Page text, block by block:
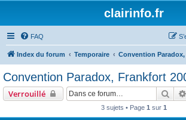
clairinfo.fr
FAQ
Index du forum Temporaire Convention
Convention Paradox, Frankfort
Verrouillé
3 sujets • Page 1 sur 1